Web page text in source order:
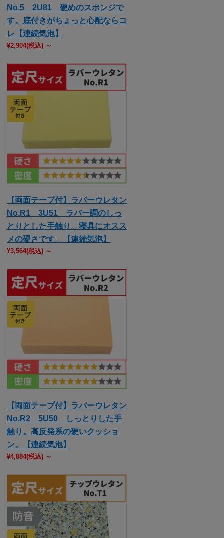
No.5 2U81 硬めのスポンジで
す。底付きがちょっと心配ならコ
レ【連続気泡】
¥2,904(税込) ～
【両面テープ付】ラバーウレタン
No.R1 3U51 ラバー調のしっ
とりとした手触り。寝具にオスス
メの硬さです。【連続気泡】
¥3,564(税込) ～
【両面テープ付】ラバーウレタン
No.R2 5U50 しっとりした手
触り。高反発系の硬いクッショ
ン。【連続気泡】
¥4,884(税込) ～